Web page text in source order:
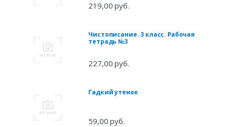
219,00 руб.
Чистописание. 3 класс. Рабочая
тетрадь №3
227,00 руб.
Гадкий утенок
59,00 руб.